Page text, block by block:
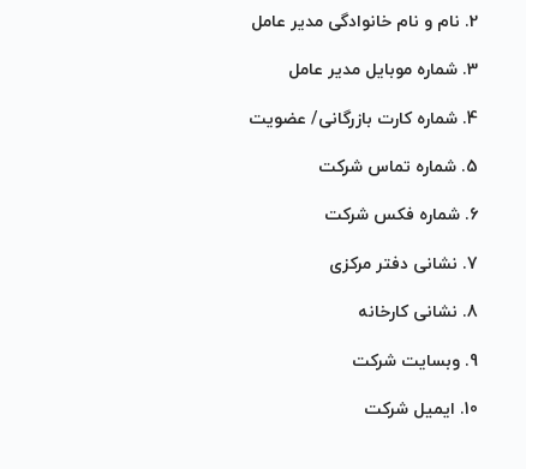
2. نام و نام خانوادگی مدیر عامل
3. شماره موبایل مدیر عامل
4. شماره کارت بازرگانی/ عضویت
5. شماره تماس شرکت
6. شماره فکس شرکت
7. نشانی دفتر مرکزی
8. نشانی کارخانه
9. وبسایت شرکت
10. ایمیل شرکت